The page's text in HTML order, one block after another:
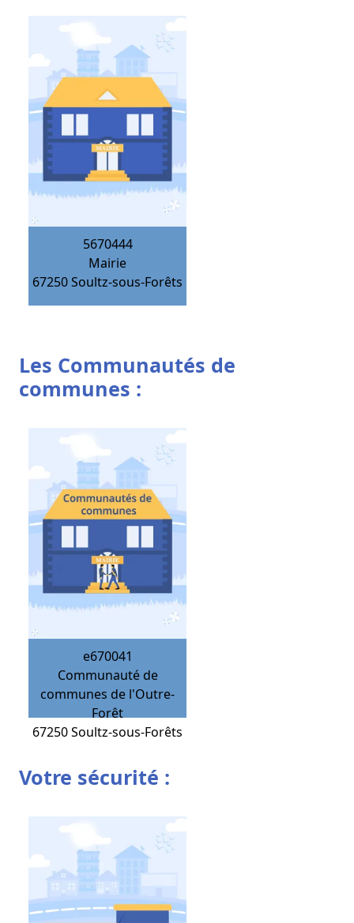
5670444
Mairie
67250Soultz-sous-Forêts
Les Communautés de
communes :
e670041
Communauté de
communes de l'Outre-
Forêt
67250Soultz-sous-Forêts
Votre sécurité :